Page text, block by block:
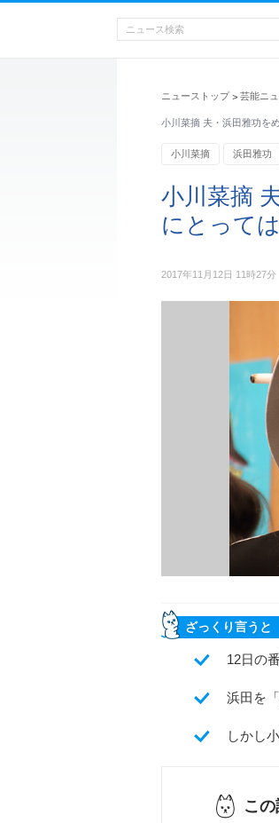
ニューストップ > 芸能ニ
小川菜摘 夫・浜田雅功を
小川菜摘 浜田雅功
小川菜摘
にとって
2017年11月12日 11時27分
ざっくり言うと
12日の
浜田を
しかし
こ